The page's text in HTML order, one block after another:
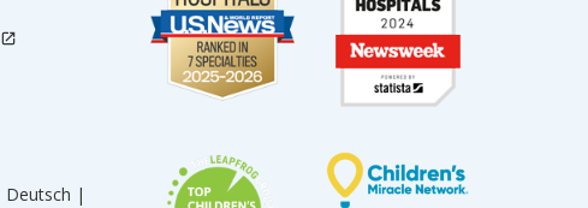
Deutsch |